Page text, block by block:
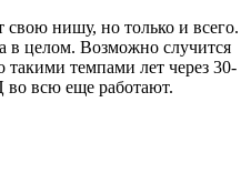
свою нишу, но только и всего.
в целом. Возможно случится
такими темпами лет через 30-
всю еще работают.